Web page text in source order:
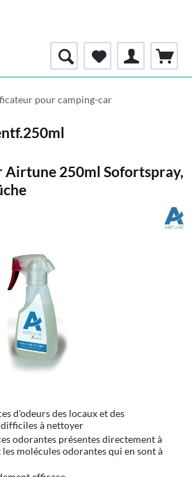
pour camping-car
Airtune 250ml Sofortspray,
d'odeurs des locaux et des
difficiles à nettoyer
odorantes présentes directement à
molécules odorantes qui en sont à